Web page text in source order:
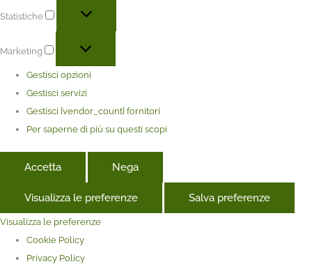
Statistiche
Marketing
Gestisci opzioni
Gestisci servizi
Gestisci {vendor_count} fornitori
Per saperne di più su questi scopi
Accetta Nega
Visualizza le preferenze Salva preferenze
Visualizza le preferenze
Cookie Policy
Privacy Policy